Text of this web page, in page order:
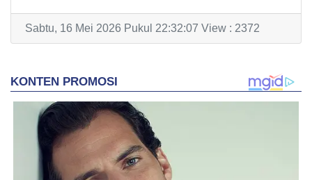
Sabtu, 16 Mei 2026 Pukul 22:32:07 View : 2372